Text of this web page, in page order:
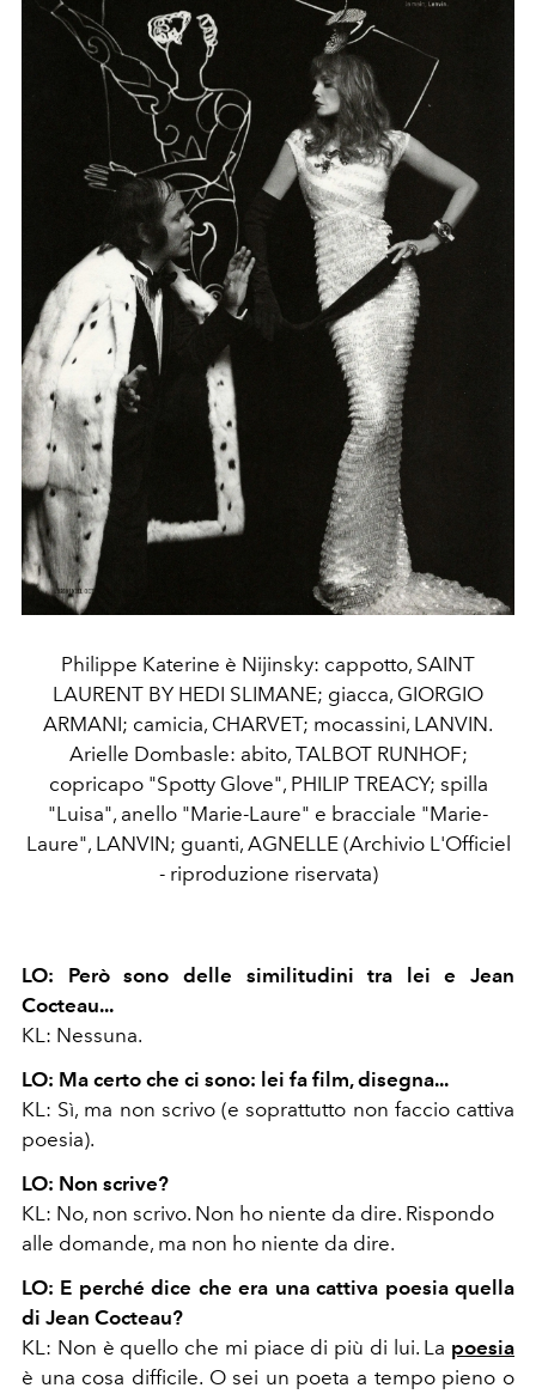
Philippe Katerine è Nijinsky: cappotto, SAINT
LAURENT BY HEDI SLIMANE; giacca, GIORGIO
ARMANI; camicia, CHARVET; mocassini, LANVIN.
Arielle Dombasle: abito, TALBOT RUNHOF;
copricapo "Spotty Glove", PHILIP TREACY; spilla
"Luisa", anello "Marie-Laure" e bracciale "Marie-
Laure", LANVIN; guanti, AGNELLE (Archivio L'Officiel
- riproduzione riservata)
LO: Però sono delle similitudini tra lei e Jean
Cocteau...
KL: Nessuna.
LO: Ma certo che ci sono: lei fa film, disegna...
KL: Sì, ma non scrivo (e soprattutto non faccio cattiva
poesia).
LO: Non scrive?
KL: No, non scrivo. Non ho niente da dire. Rispondo
alle domande, ma non ho niente da dire.
LO: E perché dice che era una cattiva poesia quella
di Jean Cocteau?
KL: Non è quello che mi piace di più di lui. La poesia
è una cosa difficile. O sei un poeta a tempo pieno o